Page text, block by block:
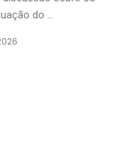
do ...